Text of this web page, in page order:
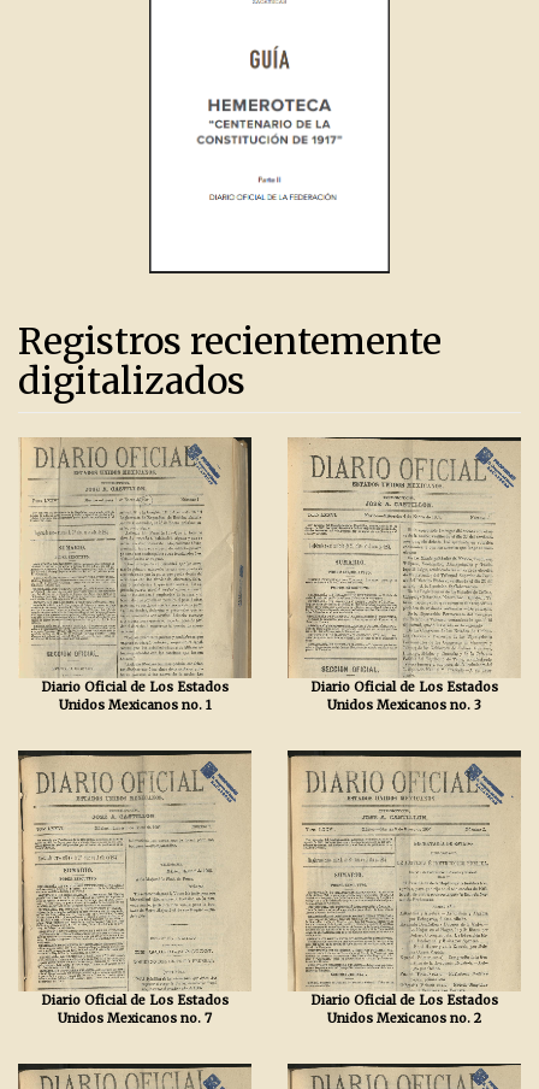
Registros recientemente
digitalizados
Diario Oficial de Los Estados
Unidos Mexicanos no. 1
Diario Oficial de Los Estados
Unidos Mexicanos no. 3
Diario Oficial de Los Estados
Unidos Mexicanos no. 7
Diario Oficial de Los Estados
Unidos Mexicanos no. 2